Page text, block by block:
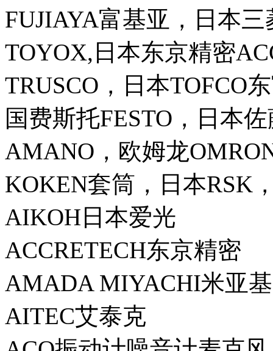
FUJIAYA富基亚，日本
TOYOX,日本东京精密
TRUSCO，日本TOFCO
国费斯托FESTO，日本
AMANO，欧姆龙
KOKEN套筒，日本RSK
AIKOH日本爱光
ACCRETECH东京精密
AMADA MIYACHI米亚基
AITEC艾泰克